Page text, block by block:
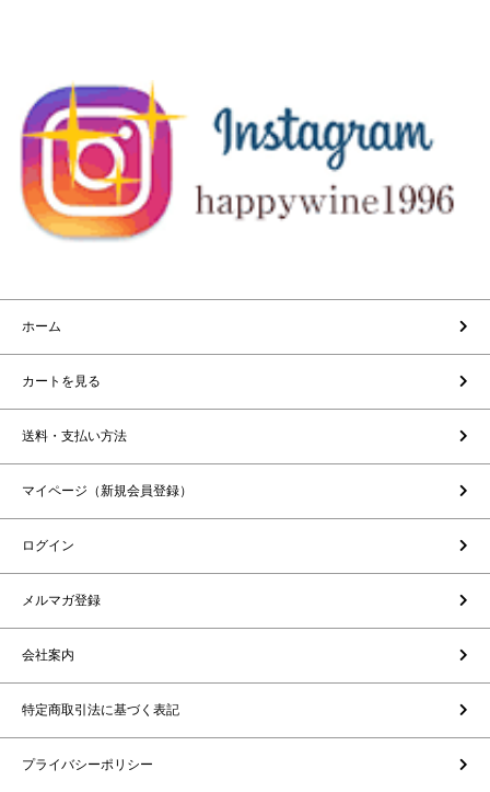
ホーム
カートを見る
送料・支払い方法
マイページ（新規会員登録）
ログイン
メルマガ登録
会社案内
特定商取引法に基づく表記
プライバシーポリシー